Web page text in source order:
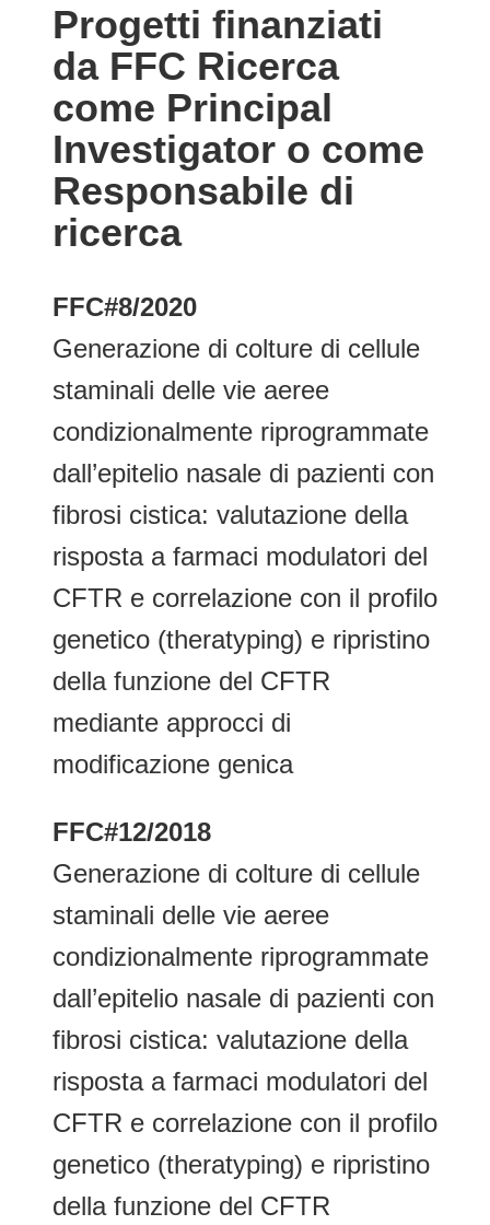
Progetti finanziati
da FFC Ricerca
come Principal
Investigator o come
Responsabile di
ricerca
FFC#8/2020
Generazione di colture di cellule
staminali delle vie aeree
condizionalmente riprogrammate
dall’epitelio nasale di pazienti con
fibrosi cistica: valutazione della
risposta a farmaci modulatori del
CFTR e correlazione con il profilo
genetico (theratyping) e ripristino
della funzione del CFTR
mediante approcci di
modificazione genica
FFC#12/2018
Generazione di colture di cellule
staminali delle vie aeree
condizionalmente riprogrammate
dall’epitelio nasale di pazienti con
fibrosi cistica: valutazione della
risposta a farmaci modulatori del
CFTR e correlazione con il profilo
genetico (theratyping) e ripristino
della funzione del CFTR